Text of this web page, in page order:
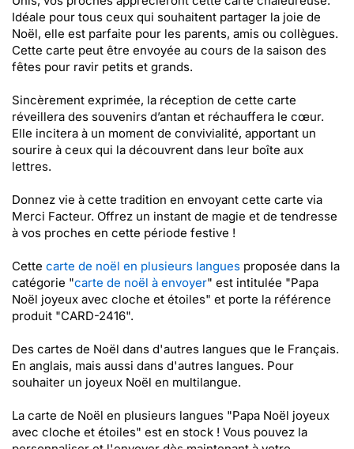
Idéale pour tous ceux qui souhaitent partager la joie de
Noël, elle est parfaite pour les parents, amis ou collègues.
Cette carte peut être envoyée au cours de la saison des
fêtes pour ravir petits et grands.
Sincèrement exprimée, la réception de cette carte
réveillera des souvenirs d’antan et réchauffera le cœur.
Elle incitera à un moment de convivialité, apportant un
sourire à ceux qui la découvrent dans leur boîte aux
lettres.
Donnez vie à cette tradition en envoyant cette carte via
Merci Facteur. Offrez un instant de magie et de tendresse
à vos proches en cette période festive !
Cette carte de noël en plusieurs langues proposée dans la
catégorie "carte de noël à envoyer" est intitulée "Papa
Noël joyeux avec cloche et étoiles" et porte la référence
produit "CARD-2416".
Des cartes de Noël dans d'autres langues que le Français.
En anglais, mais aussi dans d'autres langues. Pour
souhaiter un joyeux Noël en multilangue.
La carte de Noël en plusieurs langues "Papa Noël joyeux
avec cloche et étoiles" est en stock ! Vous pouvez la